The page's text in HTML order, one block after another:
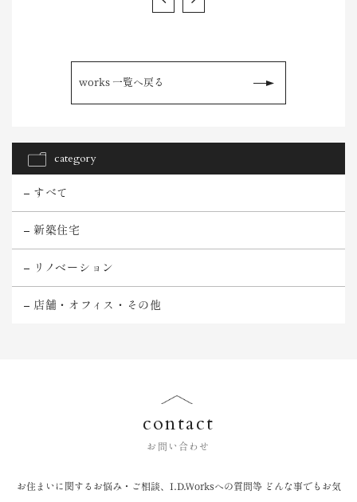
works 一覧へ戻る
category
すべて
新築住宅
リノベーション
店舗・オフィス・その他
contact
お問い合わせ
お住まいに関するお悩み・ご相談、I.D.Worksへの質問等 どんな事でもお気